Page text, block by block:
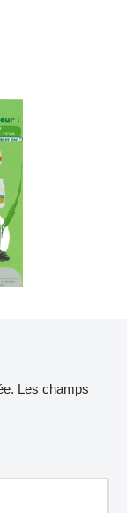
Les champs